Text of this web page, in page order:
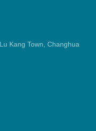
Kang Town, Changhua